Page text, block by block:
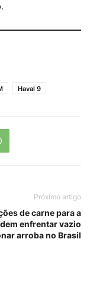
Haval 9
Próximo artigo
de carne para a
enfrentar vazio
arroba no Brasil